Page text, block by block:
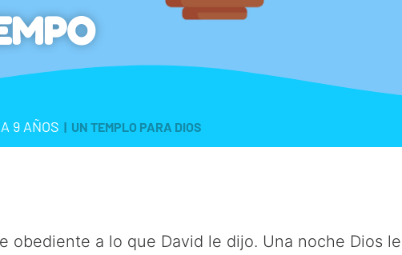
9 AÑOS | UN TEMPLO PARA DIOS
obediente a lo que David le dijo. Una noche Dios